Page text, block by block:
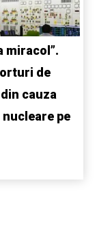
miracol”.
de
cauza
pe